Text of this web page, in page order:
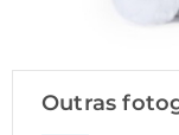
Outras